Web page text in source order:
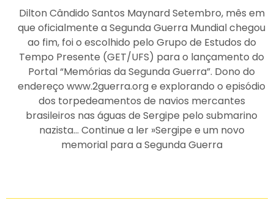
Dilton Cândido Santos Maynard Setembro, mês em
que oficialmente a Segunda Guerra Mundial chegou
ao fim, foi o escolhido pelo Grupo de Estudos do
Tempo Presente (GET/UFS) para o lançamento do
Portal “Memórias da Segunda Guerra”. Dono do
endereço www.2guerra.org e explorando o episódio
dos torpedeamentos de navios mercantes
brasileiros nas águas de Sergipe pelo submarino
nazista… Continue a ler »Sergipe e um novo
memorial para a Segunda Guerra